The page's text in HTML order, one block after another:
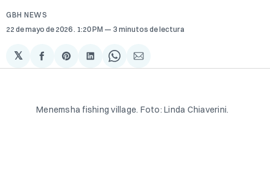
GBH NEWS
22 de mayo de 2026 . 1:20 PM 3 minutos de lectura
𝕏
Compartir
en
Share
on
Compartir
en
Share
on
Compartir
via
Menemsha fishing village. Foto: Linda Chiaverini.